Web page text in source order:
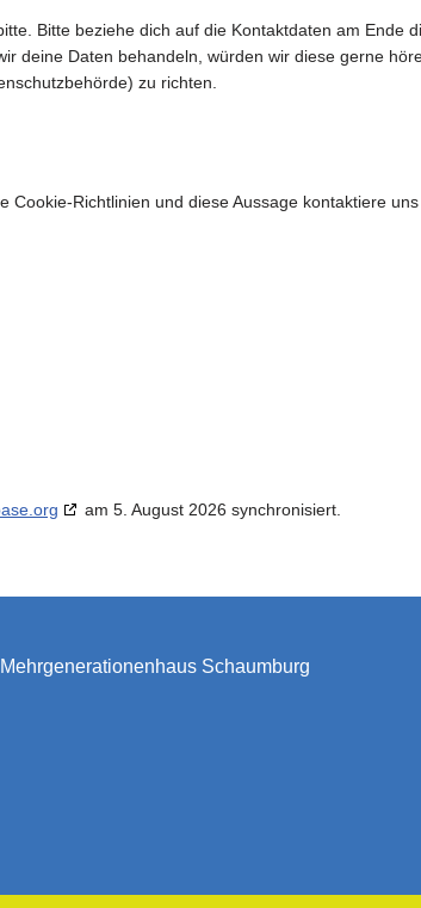
Bitte beziehe dich auf die Kontaktdaten am Ende
deine Daten behandeln, würden wir diese gerne
zu richten.
Cookie-Richtlinien und diese Aussage kontaktiere
am 5. August 2026 synchronisiert.
Schaumburg